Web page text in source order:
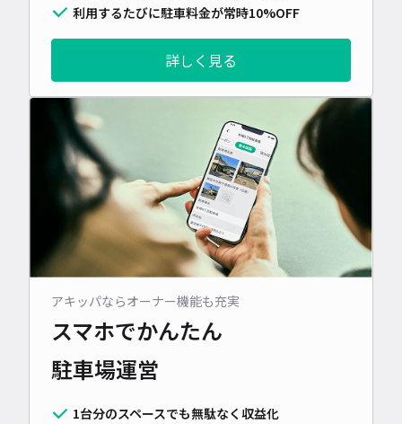
利用するたびに駐車料金が常時10%OFF
詳しく見る
アキッパならオーナー機能も充実
スマホでかんたん
駐車場運営
1台分のスペースでも無駄なく収益化